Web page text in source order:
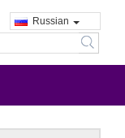
Russian
search